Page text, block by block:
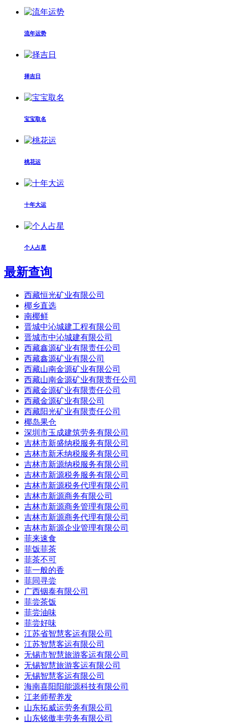
流年运势
择吉日
宝宝取名
桃花运
十年大运
个人占星
最新查询
西藏恒光矿业有限公司
椰乡直选
南椰鲜
晋城中沁城建工程有限公司
晋城市中沁城建有限公司
西藏鑫源矿业有限责任公司
西藏鑫源矿业有限公司
西藏山南金源矿业有限公司
西藏山南金源矿业有限责任公司
西藏金源矿业有限责任公司
西藏金源矿业有限公司
西藏阳光矿业有限责任公司
椰岛果仓
深圳市玉成建筑劳务有限公司
吉林市新盛纳税服务有限公司
吉林市新禾纳税服务有限公司
吉林市新源纳税服务有限公司
吉林市新源税务服务有限公司
吉林市新源税务代理有限公司
吉林市新源商务有限公司
吉林市新源商务管理有限公司
吉林市新源商务代理有限公司
吉林市新源企业管理有限公司
菲来速食
菲饭菲茶
菲茶不可
菲一般的香
菲同寻尝
广西铟泰有限公司
菲尝茶饭
菲尝油味
菲尝好味
江苏省智慧客运有限公司
江苏智慧客运有限公司
无锡市智慧旅游客运有限公司
无锡智慧旅游客运有限公司
无锡智慧客运有限公司
海南喜阳阳能源科技有限公司
江老师帮养发
山东拓威运劳务有限公司
山东铭傲丰劳务有限公司